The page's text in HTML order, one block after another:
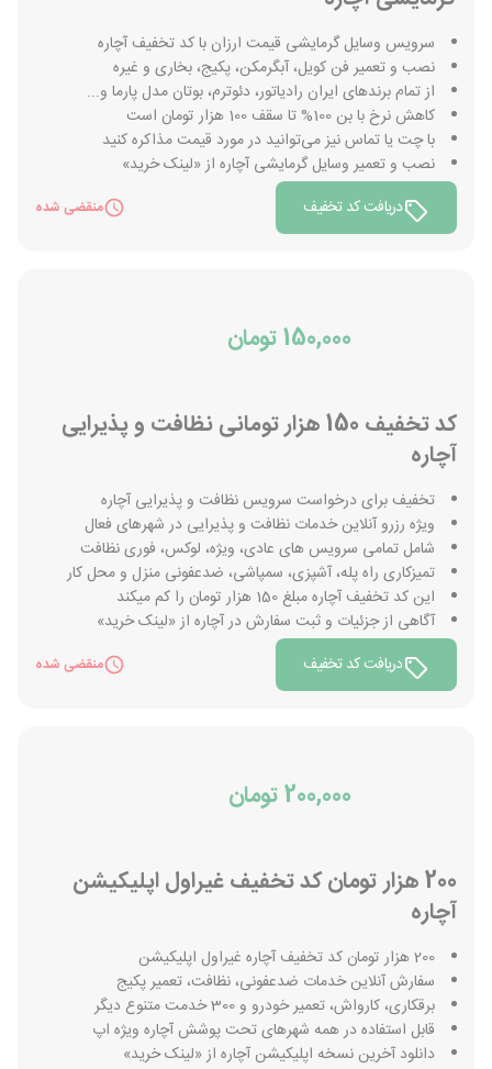
سرویس وسایل گرمایشی قیمت ارزان با کد تخفیف آچاره
نصب و تعمیر فن کویل، آبگرمکن، پکیج، بخاری و غیره
از تمام برندهای ایران رادیاتور، دئوترم، بوتان مدل پارما و...
کاهش نرخ با بن 100% تا سقف 100 هزار تومان است
با چت یا تماس نیز می‌توانید در مورد قیمت مذاکره کنید
نصب و تعمیر وسایل گرمایشی آچاره از «لینک خرید»
دریافت کد تخفیف
منقضی شده
150,000 تومان
کد تخفیف 150 هزار تومانی نظافت و پذیرایی
آچاره
تخفیف برای درخواست سرویس نظافت و پذیرایی آچاره
ویژه رزرو آنلاین خدمات نظافت و پذیرایی در شهرهای فعال
شامل تمامی سرویس های عادی، ویژه، لوکس، فوری نظافت
تمیزکاری راه پله، آشپزی، سمپاشی، ضدعفونی منزل و محل کار
این کد تخفیف آچاره مبلغ 150 هزار تومان را کم میکند
آگاهی از جزئیات و ثبت سفارش در آچاره از «لینک خرید»
دریافت کد تخفیف
منقضی شده
200,000 تومان
200 هزار تومان کد تخفیف غیراول اپلیکیشن
آچاره
200 هزار تومان کد تخفیف آچاره غیراول اپلیکیشن
سفارش آنلاین خدمات ضدعفونی، نظافت، تعمیر پکیج
برقکاری، کارواش، تعمیر خودرو و 300 خدمت متنوع دیگر
قابل استفاده در همه شهرهای تحت پوشش آچاره ویژه اپ
دانلود آخرین نسخه اپلیکیشن آچاره از «لینک خرید»